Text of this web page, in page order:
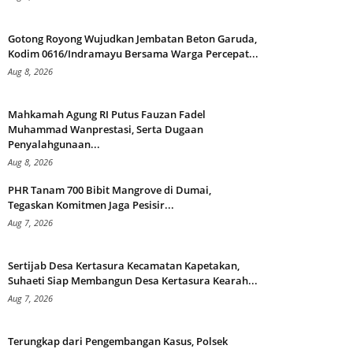
Gotong Royong Wujudkan Jembatan Beton Garuda,
Kodim 0616/Indramayu Bersama Warga Percepat...
Aug 8, 2026
Mahkamah Agung RI Putus Fauzan Fadel
Muhammad Wanprestasi, Serta Dugaan
Penyalahgunaan...
Aug 8, 2026
PHR Tanam 700 Bibit Mangrove di Dumai,
Tegaskan Komitmen Jaga Pesisir...
Aug 7, 2026
Sertijab Desa Kertasura Kecamatan Kapetakan,
Suhaeti Siap Membangun Desa Kertasura Kearah...
Aug 7, 2026
Terungkap dari Pengembangan Kasus, Polsek